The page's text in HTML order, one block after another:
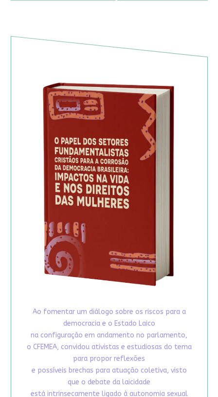
Ao fomentar um diálogo sobre os riscos para a
democracia e o Estado Laico
na configuração em andamento no parlamento,
o CFEMEA, convidou ativistas e estudiosas do tema
para propor reflexões
e possíveis brechas para atuação coletiva, visto
que o debate da laicidade
está intrinsecamente ligado à autonomia sexual